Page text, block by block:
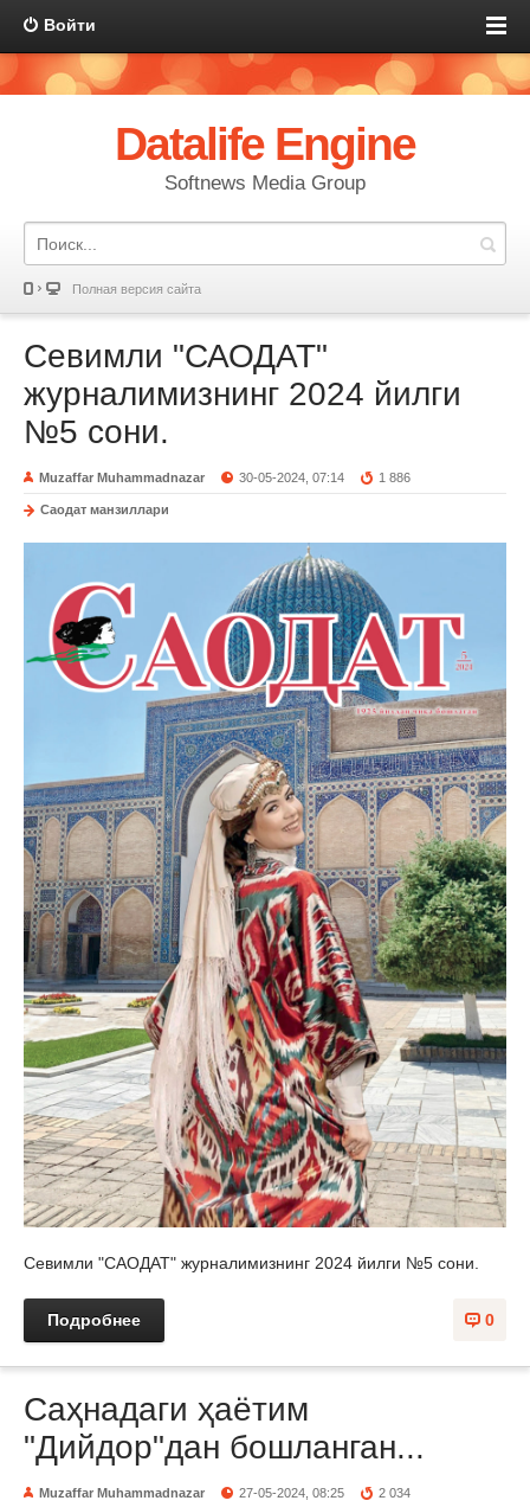
Войти
Datalife Engine
Softnews Media Group
Полная версия сайта
Севимли "САОДАТ"
журналимизнинг 2024 йилги
№5 сони.
Muzaffar Muhammadnazar 30-05-2024, 07:14 1 886
Саодат манзиллари
Севимли "САОДАТ" журналимизнинг 2024 йилги №5 сони.
0
Подробнее
Саҳнадаги ҳаётим
"Дийдор"дан бошланган...
Muzaffar Muhammadnazar 27-05-2024, 08:25 2 034